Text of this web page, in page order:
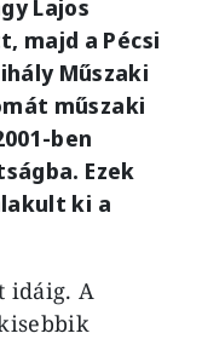
Lajos
majd a Pécsi
Műszaki
műszaki
ben
Ezek
ki a
idáig. A